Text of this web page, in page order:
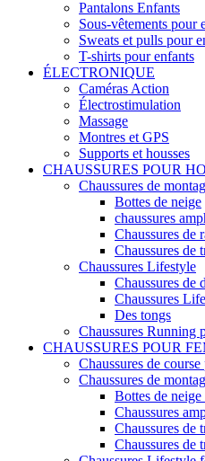
Pantalons Enfants
Sous-vêtements pour
Sweats et pulls pour
T-shirts pour enfants
ÉLECTRONIQUE
Caméras Action
Électrostimulation
Massage
Montres et GPS
Supports et housses
CHAUSSURES POUR
Chaussures de
Bottes de neige
chaussures
Chaussures de
Chaussures de
Chaussures Lifestyle
Chaussures de
Chaussures
Des tongs
Chaussures Running
CHAUSSURES POUR
Chaussures de
Chaussures de
Bottes de
Chaussures
Chaussures de
Chaussures de